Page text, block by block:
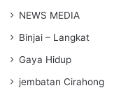
NEWS MEDIA
Binjai – Langkat
Gaya Hidup
jembatan Cirahong